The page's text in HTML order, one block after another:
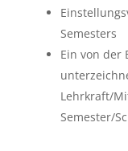
Semesters
Ein von der
Lehrkraft/
Semester/